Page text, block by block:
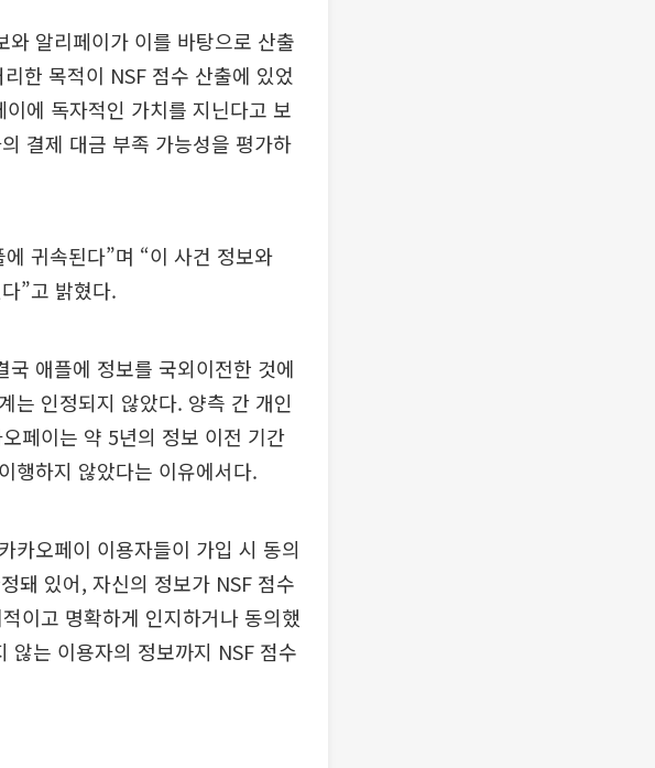
알리페이가 이를 바탕으로 산출
한 목적이 NSF 점수 산출에 있었
에 독자적인 가치를 지닌다고 보
결제 대금 부족 가능성을 평가하
귀속된다”며 “이 사건 정보와
”고 밝혔다.
애플에 정보를 국외이전한 것에
는 인정되지 않았다. 양측 간 개인
페이는 약 5년의 정보 이전 기간
행하지 않았다는 이유에서다.
카오페이 이용자들이 가입 시 동의
돼 있어, 자신의 정보가 NSF 점수
이고 명확하게 인지하거나 동의했
않는 이용자의 정보까지 NSF 점수